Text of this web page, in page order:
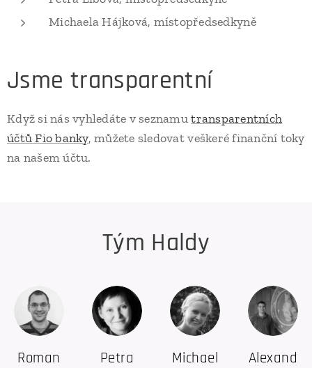
Michaela Hájková, místopředsedkyně
Jsme transparentní
Když si nás vyhledáte v seznamutransparentních
účtů Fio banky, můžete sledovat veškeré finanční toky
na našem účtu.
Tým Haldy
Roman
Petra
Michael
Alexand